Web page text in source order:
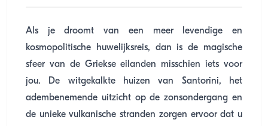
Als je droomt van een meer levendige en
kosmopolitische huwelijksreis, dan is de magische
sfeer van de Griekse eilanden misschien iets voor
jou. De witgekalkte huizen van Santorini, het
adembenemende uitzicht op de zonsondergang en
de unieke vulkanische stranden zorgen ervoor dat u